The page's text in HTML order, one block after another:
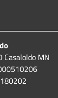
Casaloldo MN